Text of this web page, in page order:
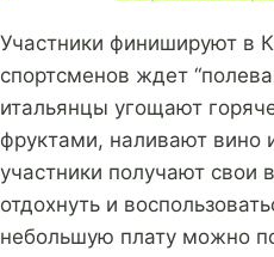
Участники финишируют в
спортсменов ждет
итальянцы угощают
фруктами, наливают вино
участники получают свои
отдохнуть и
небольшую плату можно